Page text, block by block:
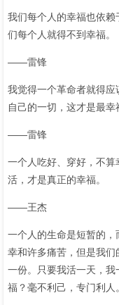
我们每个人的幸福也依
们每个人就得不到幸福。
——雷锋
我觉得一个革命者就得
自己的一切，这才是最幸
——雷锋
一个人吃好、穿好，不
活，才是真正的幸福。
——王杰
一个人的生命是短暂的
幸和许多痛苦，但是我
一份。只要我活一天，
福？毫不利己，专门利人。